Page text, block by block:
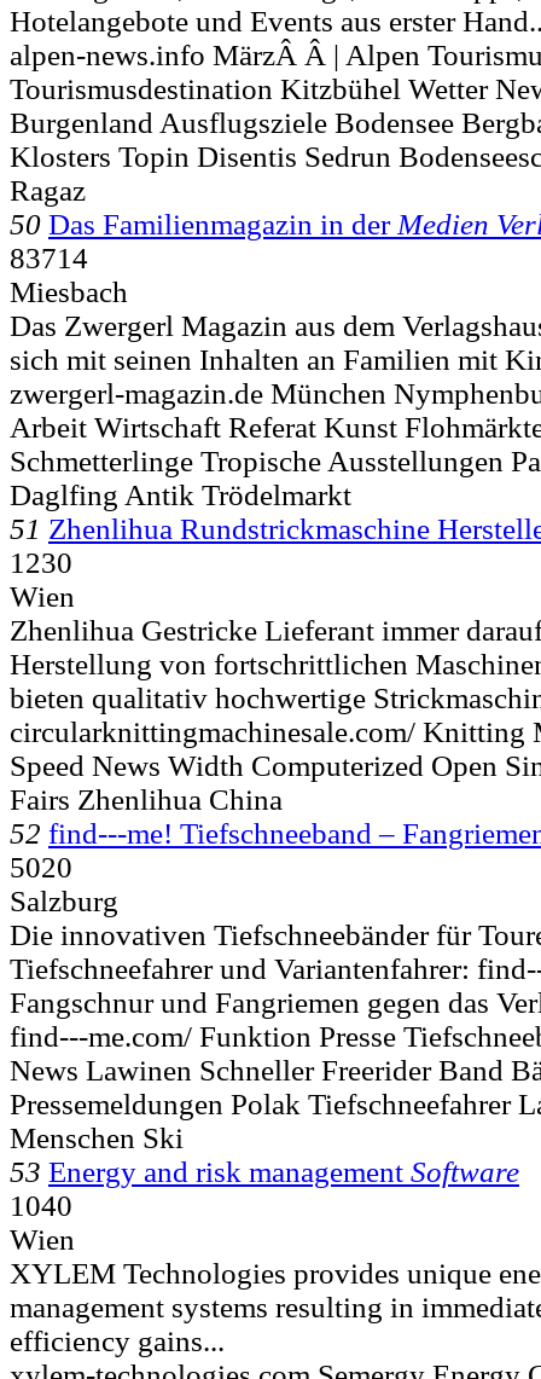
Hotelangebote und Events aus erster
alpen-news.info MärzÂ Â | Alpen
Tourismusdestination Kitzbühel Wetter
Burgenland Ausflugsziele Bodensee
Klosters Topin Disentis Sedrun
Ragaz
50 Das Familienmagazin in der Medien
83714
Miesbach
Das Zwergerl Magazin aus dem
sich mit seinen Inhalten an Familien mit
zwergerl-magazin.de München
Arbeit Wirtschaft Referat Kunst
Schmetterlinge Tropische Ausstellungen
Daglfing Antik Trödelmarkt
51 Zhenlihua Rundstrickmaschine
1230
Wien
Zhenlihua Gestricke Lieferant immer
Herstellung von fortschrittlichen
bieten qualitativ hochwertige
circularknittingmachinesale.com/ Knitting
Speed News Width Computerized Open
Fairs Zhenlihua China
52 find---me! Tiefschneeband –
5020
Salzburg
Die innovativen Tiefschneebänder für
Tiefschneefahrer und Variantenfahrer:
Fangschnur und Fangriemen gegen das
find---me.com/ Funktion Presse
News Lawinen Schneller Freerider Band
Pressemeldungen Polak Tiefschneefahrer
Menschen Ski
53 Energy and risk management Software
1040
Wien
XYLEM Technologies provides unique
management systems resulting in
efficiency gains...